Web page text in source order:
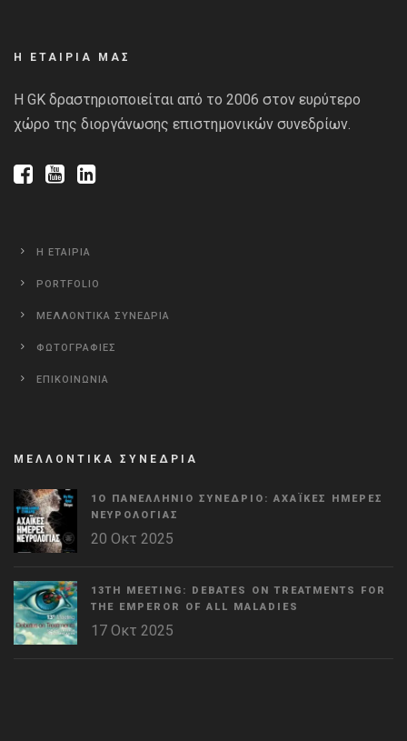
Η ΕΤΑΙΡΙΑ ΜΑΣ
Η GK δραστηριοποιείται από το 2006 στον ευρύτερο
χώρο της διοργάνωσης επιστημονικών συνεδρίων.
Η ΕΤΑΙΡΙΑ
PORTFOLIO
ΜΕΛΛΟΝΤΙΚΑ ΣΥΝΕΔΡΙΑ
ΦΩΤΟΓΡΑΦΙΕΣ
ΕΠΙΚΟΙΝΩΝΙΑ
ΜΕΛΛΟΝΤΙΚΑ ΣΥΝΕΔΡΙΑ
1Ο ΠΑΝΕΛΛΉΝΙΟ ΣΥΝΈΔΡΙΟ: ΑΧΑΪΚΈΣ ΗΜΈΡΕΣ
ΝΕΥΡΟΛΟΓΊΑΣ
20 Οκτ 2025
13TH MEETING: DEBATES ON TREATMENTS FOR
THE EMPEROR OF ALL MALADIES
17 Οκτ 2025